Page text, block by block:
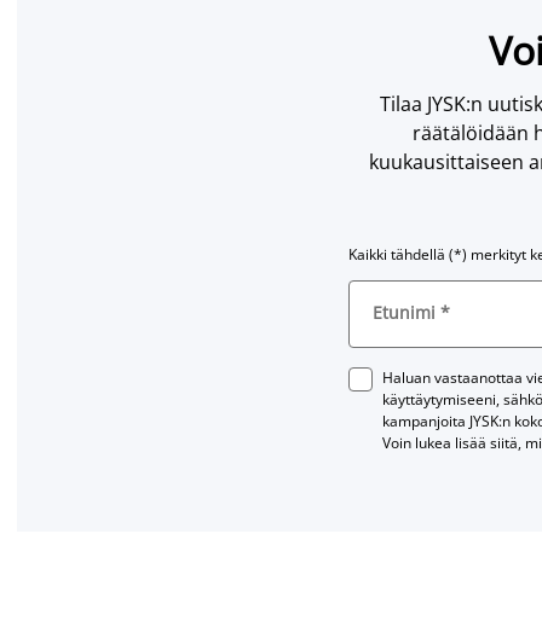
Tilaa JYSK:n
räätälöidään
kuukausittaiseen
Kaikki tähdellä (*) merkityt
Etunimi *
Haluan vastaanottaa
käyttäytymiseeni,
kampanjoita JYSK:n
Voin lukea lisää siitä,